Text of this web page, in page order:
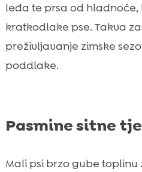
leđa te prsa od hladnoće,
kratkodlake pse. Takva
preživljavanje zimske
poddlake.
Pasmine sitne
Mali psi brzo gube